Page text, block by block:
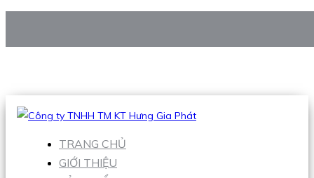
Hotline:0938 906 663
TRANG CHỦ
GIỚI THIỆU